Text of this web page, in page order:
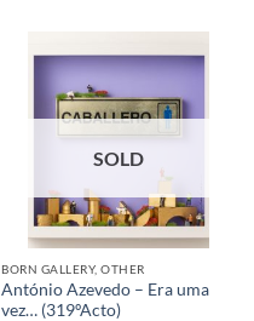
SOLD
BORN GALLERY, OTHER
António Azevedo – Era uma
vez… (319ºActo)